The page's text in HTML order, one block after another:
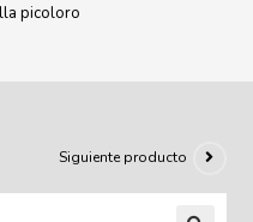
picoloro
Siguiente producto